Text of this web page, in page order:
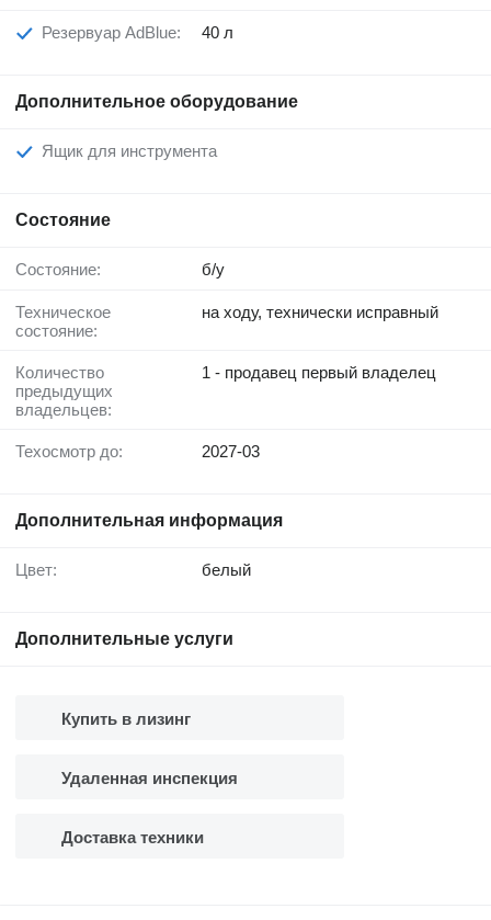
Резервуар AdBlue: 40 л
Дополнительное оборудование
Ящик для инструмента
Состояние
Состояние: б/у
Техническое
состояние:
на ходу, технически исправный
Количество
предыдущих
владельцев:
1 - продавец первый владелец
Техосмотр до: 2027-03
Дополнительная информация
Цвет: белый
Дополнительные услуги
Купить в лизинг
Удаленная инспекция
Доставка техники